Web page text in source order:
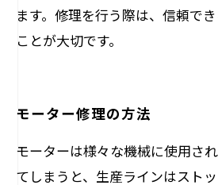
ます。修理を行う際は、信頼で
ことが大切です。
モーター修理の方法
モーターは様々な機械に使用さ
てしまうと、生産ラインはストッ